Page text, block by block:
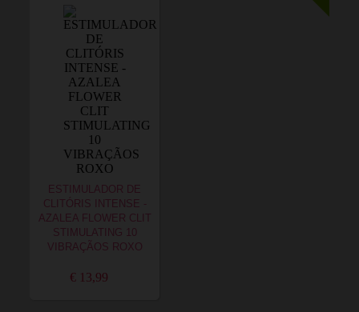
ESTIMULADOR DE
CLITÓRIS INTENSE -
AZALEA FLOWER CLIT
STIMULATING 10
VIBRAÇÃOS ROXO
€ 13,99